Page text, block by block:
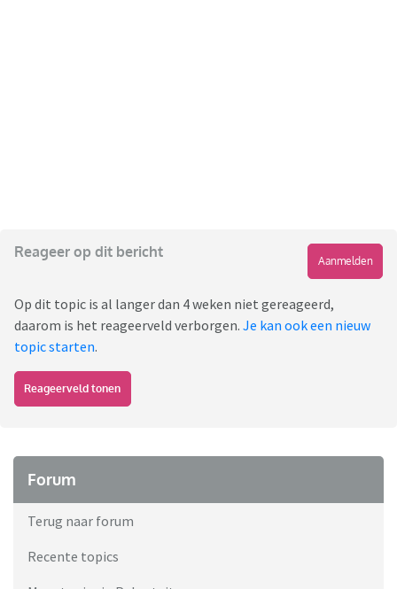
Reageer op dit bericht
Aanmelden
Op dit topic is al langer dan 4 weken niet gereageerd,
daarom is het reageerveld verborgen. Je kan ook een nieuw
topic starten.
Reageerveld tonen
Forum
Terug naar forum
Recente topics